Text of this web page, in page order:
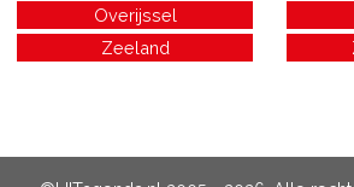
Overijssel
Zeeland